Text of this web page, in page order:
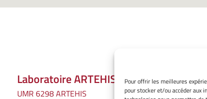
Pour offrir les meilleures
pour stocker et/ou accéder aux
Laboratoire ARTEHIS
UMR 6298 ARTEHIS